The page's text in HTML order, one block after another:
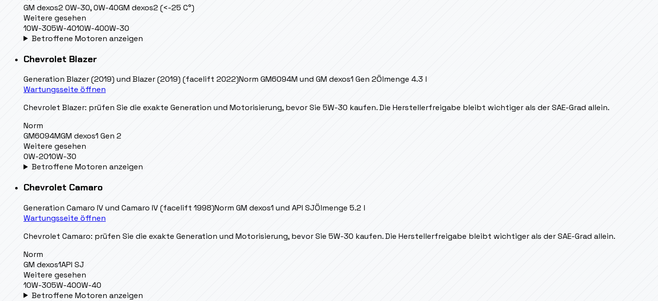
GM dexos2 0W-30, 0W-40GM dexos2 (<-25 C°)
Weitere gesehen
10W-305W-4010W-400W-30
Betroffene Motoren anzeigen
Chevrolet Blazer
Generation Blazer (2019) und Blazer (2019) (facelift 2022)Norm GM6094M und GM dexos1 Gen 2Ölmenge 4.3 l
Wartungsseite öffnen
Chevrolet Blazer: prüfen Sie die exakte Generation und Motorisierung, bevor Sie 5W-30 kaufen. Die Herstellerfreigabe bleibt wichtiger als der SAE-Grad allein.
Norm
GM6094MGM dexos1 Gen 2
Weitere gesehen
0W-2010W-30
Betroffene Motoren anzeigen
Chevrolet Camaro
Generation Camaro IV und Camaro IV (facelift 1998)Norm GM dexos1 und API SJÖlmenge 5.2 l
Wartungsseite öffnen
Chevrolet Camaro: prüfen Sie die exakte Generation und Motorisierung, bevor Sie 5W-30 kaufen. Die Herstellerfreigabe bleibt wichtiger als der SAE-Grad allein.
Norm
GM dexos1API SJ
Weitere gesehen
10W-305W-400W-40
Betroffene Motoren anzeigen